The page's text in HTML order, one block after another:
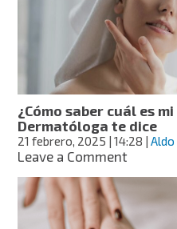
2025
¿Cómo saber cuál es
Dermatóloga te dice
21 febrero, 2025 | 14:28 |
Leave a Commenton
cuál
es